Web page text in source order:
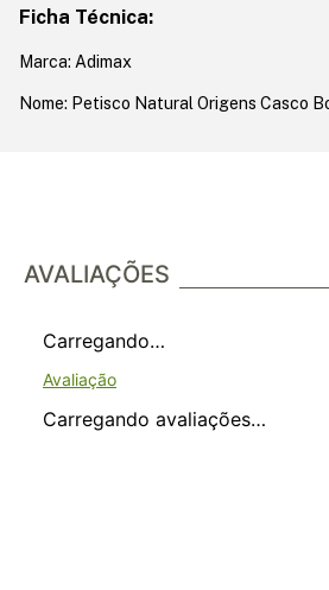
Ficha Técnica:
Marca: Adimax
Nome: Petisco Natural Origens Casco
AVALIAÇÕES
Carregando…
Carregando avaliações…